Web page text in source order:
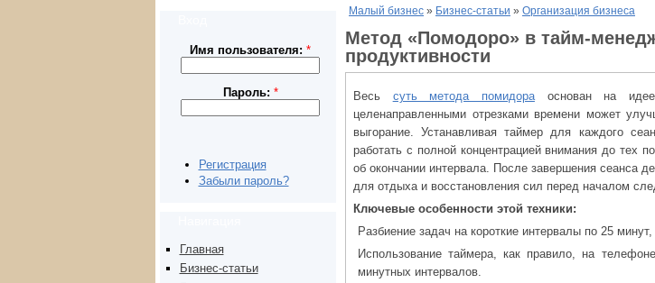
Имя пользователя: *
Пароль: *
Регистрация
Забыли пароль?
Главная
Бизнес-статьи
Малый бизнес » Бизнес-статьи » Организация бизнеса
Метод «Помодоро» в тайм-
продуктивности
Весь суть метода помидораоснован на идее
целенаправленными отрезками времени может
выгорание. Устанавливая таймер для каждого
работать с полной концентрацией внимания до тех
об окончании интервала. После завершения сеанса
для отдыха и восстановления сил перед началом
Ключевые особенности этой техники:
Разбиение задач на короткие интервалы по 25
Использование таймера, как правило, на
минутных интервалов.